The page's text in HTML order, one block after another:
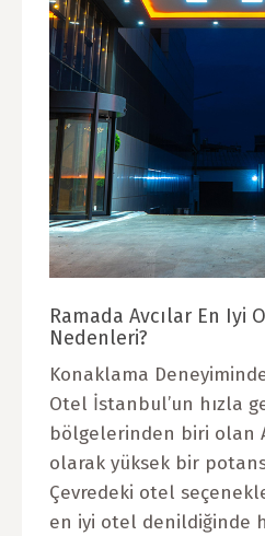
Ramada Avcılar En Iyi
Nedenleri?
Konaklama
Otel İstanbul’un hızla
bölgelerinden biri olan
olarak yüksek bir
Çevredeki otel
en iyi otel denildiğinde